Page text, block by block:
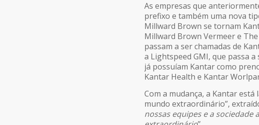
As empresas que
prefixo e também uma nova
Millward Brown se tornam
Millward Brown Vermeer e
passam a ser chamadas de
a Lightspeed GMI, que passa
já possuíam Kantar como
Kantar Health e Kantar
Com a mudança, a Kantar
mundo extraordinário”,
nossas equipes e a